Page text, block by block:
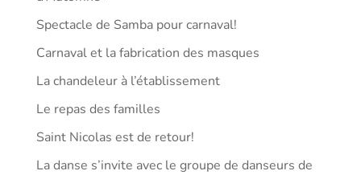
Spectacle de Samba pour carnaval!
Carnaval et la fabrication des masques
La chandeleur à l’établissement
Le repas des familles
Saint Nicolas est de retour!
La danse s’invite avec le groupe de danseurs de